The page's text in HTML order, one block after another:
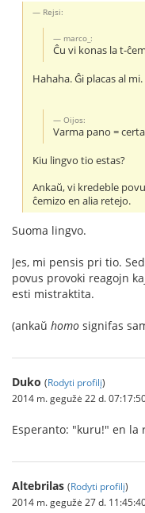
Rejsi:
marco_:
Ĉu vi konas la t-
Hahaha. Ĝi placas al mi.
Oijos:
Varma pano =
Kiu lingvo tio estas?
Ankaŭ, vi kredeble
ĉemizo en alia retejo.
Suoma lingvo.
Jes, mi pensis pri tio.
povus provoki reagojn
esti mistraktita.
(ankaŭ homo signifas
Duko (Rodyti profilį)
2014 m. gegužė 22 d.
Esperanto: "kuru!" en la
Altebrilas (Rodyti profilį)
2014 m. gegužė 27 d.